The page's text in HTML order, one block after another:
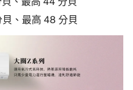
、最高 48 分貝